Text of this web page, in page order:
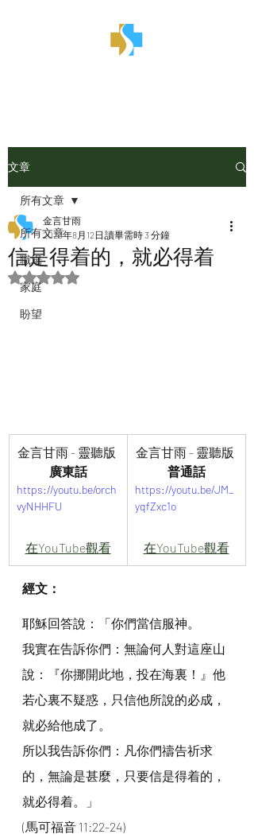
文章
所有文章
職場
家庭
盼望
所有文章
信是得着的，就必得着
金言甘雨
2023年8月12日 讀畢需時 3 分鐘
評等為 NaN（最高為 5 顆星）。
金言甘雨 - 靈聽版
廣東話
https://youtu.be/orch
vyNHHFU
在YouTube觀看
金言甘雨 - 靈聽版
普通話
https://youtu.be/JM_
yqfZxc1o
在YouTube觀看
經文：
耶穌回答說：「你們當信服神。
我實在告訴你們：無論何人對這座山
說：『你挪開此地，投在海裏！』他
若心裏不疑惑，只信他所說的必成，
就必給他成了。
所以我告訴你們：凡你們禱告祈求
的，無論是甚麼，只要信是得着的，
就必得着。」
(馬可福音 11:22-24)